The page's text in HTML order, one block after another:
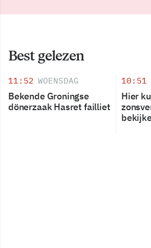
Best gelezen
11:52 WOENSDAG
Bekende Groningse
dönerzaak Hasret failliet
10:51
Hier